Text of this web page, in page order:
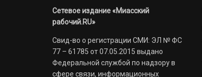
Сетевое издание «Миасский
рабочий.RU»
Свид-во о регистрации СМИ: ЭЛ № ФС
77 – 61785 от 07.05.2015 выдано
Федеральной службой по надзору в
сфере связи, информационных